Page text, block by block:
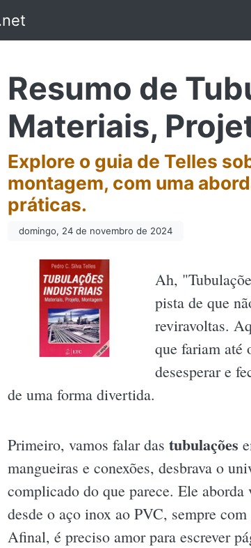
Resumo de
Materiais,
Explore o guia de Telles
montagem, com uma
práticas.
domingo, 24 de novembro de 2024
Ah,
pista de que
reviravoltas.
que fariam até
desesperar e
de uma forma divertida.
Primeiro, vamos falar das tubulações
mangueiras e conexões, desbrava o
complicado do que parece. Ele aborda
desde o aço inox ao PVC, sempre
Afinal, é preciso amor para escrever